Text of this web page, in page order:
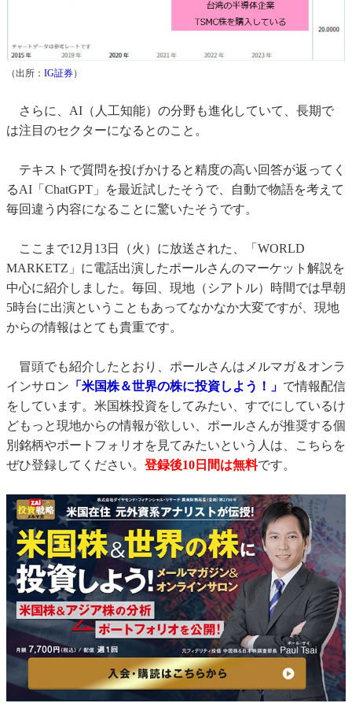
（出所： IG証券）
さらに、AI（人工知能）の分野も進化していて、長期で
は注目のセクターになるとのこと。
テキストで質問を投げかけると精度の高い回答が返ってく
るAI「ChatGPT」を最近試したそうで、自動で物語を考えて
毎回違う内容になることに驚いたそうです。
ここまで12月13日（火）に放送された、「WORLD
MARKETZ」に電話出演したポールさんのマーケット解説を
中心に紹介しました。毎回、現地（シアトル）時間では早朝
5時台に出演ということもあってなかなか大変ですが、現地
からの情報はとても貴重です。
冒頭でも紹介したとおり、ポールさんはメルマガ＆オンラ
インサロン 「米国株＆世界の株に投資しよう！」 で情報配信
をしています。米国株投資をしてみたい、すでにしているけ
どもっと現地からの情報が欲しい、ポールさんが推奨する個
別銘柄やポートフォリオを見てみたいという人は、こちらを
ぜひ登録してください。 登録後10日間は無料です。